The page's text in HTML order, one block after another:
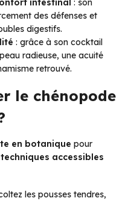
intestinal : son
des défenses et
digestifs.
: grâce à son cocktail
radieuse, une acuité
retrouvé.
le chénopode
en botanique pour
accessibles
les pousses tendres,